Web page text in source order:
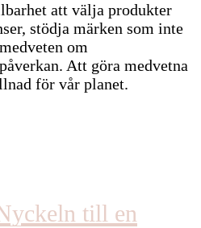
att välja produkter
stödja märken som inte
om
Att göra medvetna
för vår planet.
till en